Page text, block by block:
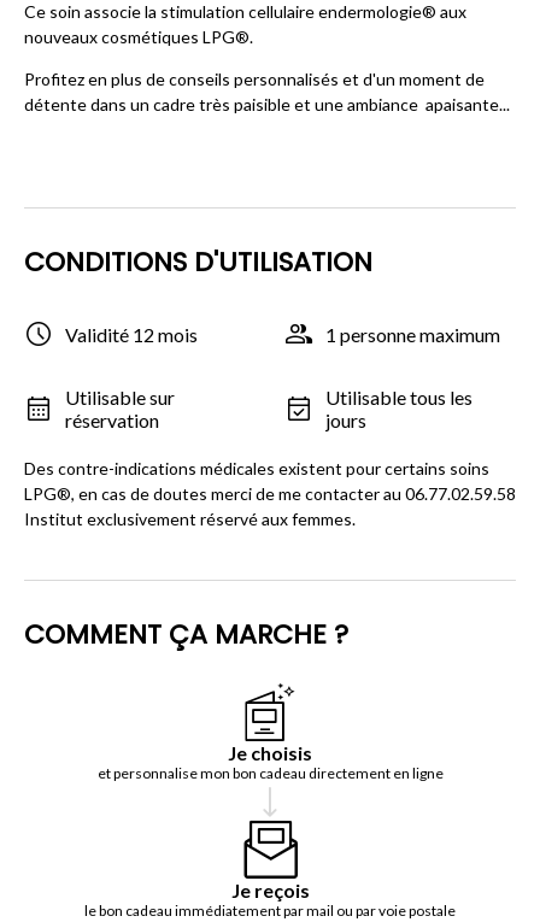
Ce soin associe la stimulation cellulaire endermologie® aux
nouveaux cosmétiques LPG®.
Profitez en plus de conseils personnalisés et d'un moment de
détente dans un cadre très paisible et une ambiance apaisante...
CONDITIONS D'UTILISATION
Validité 12 mois 1 personne maximum
Utilisable sur
réservation
Utilisable tous les
jours
Des contre-indications médicales existent pour certains soins
LPG®, en cas de doutes merci de me contacter au 06.77.02.59.58
Institut exclusivement réservé aux femmes.
COMMENT ÇA MARCHE ?
Je choisis
et personnalise mon bon cadeau directement en ligne
Je reçois
le bon cadeau immédiatement par mail ou par voie postale